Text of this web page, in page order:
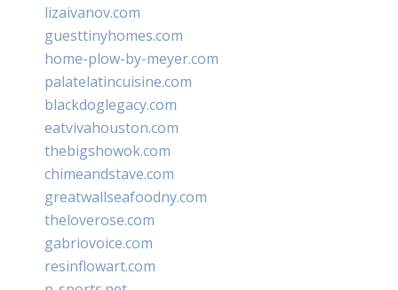
lizaivanov.com
guesttinyhomes.com
home-plow-by-meyer.com
palatelatincuisine.com
blackdoglegacy.com
eatvivahouston.com
thebigshowok.com
chimeandstave.com
greatwallseafoodny.com
theloverose.com
gabriovoice.com
resinflowart.com